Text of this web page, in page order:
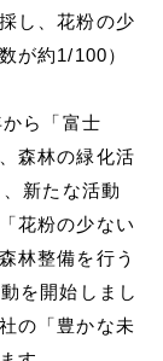
し、花粉の少
が約1/100）
ら「富⼠
森林の緑化活
新たな活動
花粉の少ない
林整備を⾏う
を開始しまし
の「豊かな未